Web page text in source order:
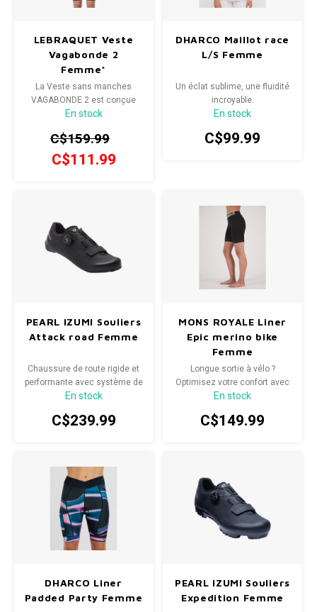
LEBRAQUET Veste
Vagabonde 2
Femme*
La Veste sans manches
VAGABONDE 2 est conçue
pour vos errances à vélo alors
En stock
C$159.99
C$111.99
DHARCO Maillot race
L/S Femme
Un éclat sublime, une fluidité
incroyable.
En stock
C$99.99
PEARL IZUMI Souliers
Attack road Femme
Chaussure de route rigide et
performante avec système de
serrage BOA® pour un
efficace vers les pédales.
En stock
C$239.99
MONS ROYALE Liner
Epic merino bike
Femme
Longue sortie à vélo ?
Optimisez votre confort avec
nos doublures de vélo Epic
En stock
C$149.99
DHARCO Liner
Padded Party Femme
PEARL IZUMI Souliers
Expedition Femme